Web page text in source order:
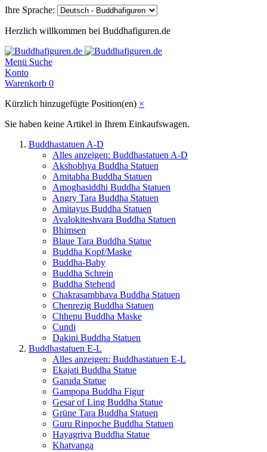
Ihre Sprache:
Herzlich willkommen bei Buddhafiguren.de
Menü Suche
Konto
Warenkorb 0
Kürzlich hinzugefügte Position(en) ×
Sie haben keine Artikel in Ihrem Einkaufswagen.
Buddhastatuen A-D
Alles anzeigen: Buddhastatuen A-D
Akshobhya Buddha Statuen
Amitabha Buddha Statuen
Amoghasiddhi Buddha Statuen
Angry Tara Buddha Statuen
Amitayus Buddha Statuen
Avalokiteshvara Buddha Statuen
Bhimsen
Blaue Tara Buddha Statue
Buddha Kopf/Maske
Buddha-Baby
Buddha Schrein
Buddha Stehend
Chakrasambhava Buddha Statuen
Chenrezig Buddha Statuen
Chhepu Buddha Maske
Cundi
Dakini Buddha Statuen
Buddhastatuen E-L
Alles anzeigen: Buddhastatuen E-L
Ekajati Buddha Statue
Garuda Statue
Gampopa Buddha Figur
Gesar of Ling Buddha Statue
Grüne Tara Buddha Statuen
Guru Rinpoche Buddha Statuen
Hayagriva Buddha Statue
Khatvanga